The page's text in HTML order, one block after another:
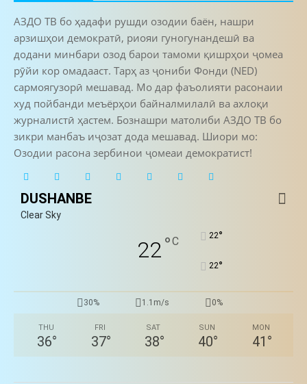
АЗДО ТВ бо ҳадафи рушди озодии баён, нашри
арзишҳои демократӣ, риояи гуногунандешӣ ва
додани минбари озод барои тамоми қишрҳои ҷомеа
рӯйи кор омадааст. Тарҳ аз ҷониби Фонди (NED)
сармоягузорӣ мешавад. Мо дар фаъолияти расонаии
худ пойбанди меъёрҳои байналмилалӣ ва ахлоқи
журналистӣ ҳастем. Бознашри матолиби АЗДО ТВ бо
зикри манбаъ иҷозат дода мешавад. Шиори мо:
Озодии расона зербинои ҷомеаи демократист!
DUSHANBE
Clear Sky
22°C 22°
22°
30% 1.1m/s 0%
THU
36°
FRI
37°
SAT
38°
SUN
40°
MON
41 °